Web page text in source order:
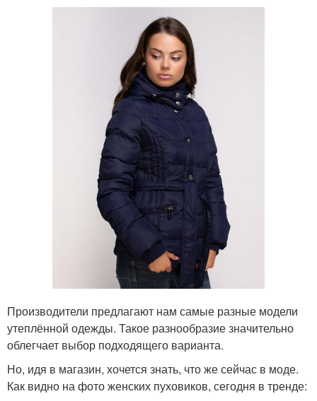
Производители предлагают нам самые разные модели
утеплённой одежды. Такое разнообразие значительно
облегчает выбор подходящего варианта.
Но, идя в магазин, хочется знать, что же сейчас в моде.
Как видно на фото женских пуховиков, сегодня в тренде: